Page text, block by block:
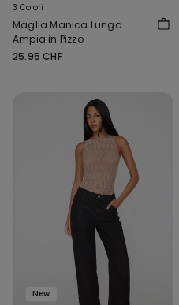
3 Colori
Maglia Manica Lunga
Ampia in Pizzo
25.95 CHF
New